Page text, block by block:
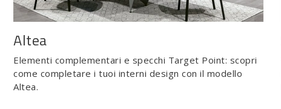
Altea
Elementi complementari e specchi Target Point: scopri
come completare i tuoi interni design con il modello
Altea.